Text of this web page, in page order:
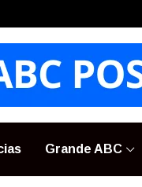
Grande ABC